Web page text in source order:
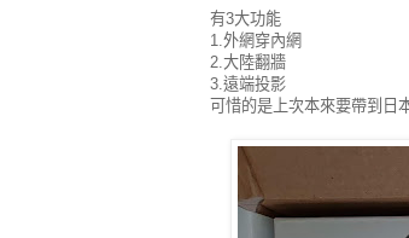
有3大功能
1.外網穿內網
2.大陸翻牆
3.遠端投影
可惜的是上次本來要帶到日